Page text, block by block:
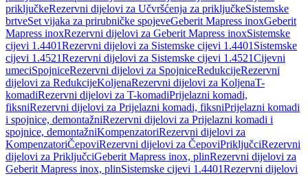
priključkeRezervni dijelovi za Učvršćenja za priključkeSistemske
brtveSet vijaka za prirubničke spojeveGeberit Mapress inoxGeberit
Mapress inoxRezervni dijelovi za Geberit Mapress inoxSistemske
cijevi 1.4401Rezervni dijelovi za Sistemske cijevi 1.4401 Sistemske
cijevi 1.4521Rezervni dijelovi za Sistemske cijevi 1.4521Cijevni
umeciSpojniceRezervni dijelovi za SpojniceRedukcijeRezervni
dijelovi za RedukcijeKoljenaRezervni dijelovi za KoljenaT-
komadiRezervni dijelovi za T-komadiPrijelazni komadi,
fiksniRezervni dijelovi za Prijelazni komadi, fiksniPrijelazni komadi
i spojnice, demontažniRezervni dijelovi za Prijelazni komadi i
spojnice, demontažniKompenzatoriRezervni dijelovi za
KompenzatoriČepoviRezervni dijelovi za ČepoviPriključciRezervni
dijelovi za PriključciGeberit Mapress inox, plinRezervni dijelovi za
Geberit Mapress inox, plinSistemske cijevi 1.4401Rezervni dijelovi